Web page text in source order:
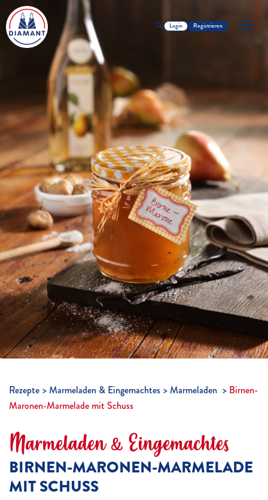
Login Registrieren
Rezepte Marmeladen & Eingemachtes Marmeladen
Birnen-
Maronen-Marmelade mit Schuss
Marmeladen & Eingemachtes
BIRNEN-MARONEN-MARMELADE
MIT SCHUSS